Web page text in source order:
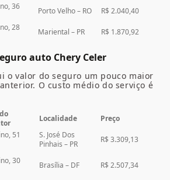
36
Porto Velho – RO R$ 2.040,40
28
Mariental – PR R$ 1.870,92
auto Chery Celer
o valor do seguro um pouco maior
O custo médio do serviço é
Localidade
Preço
51
S. José Dos
Pinhais – PR
R$ 3.309,13
30
Brasília – DF R$ 2.507,34